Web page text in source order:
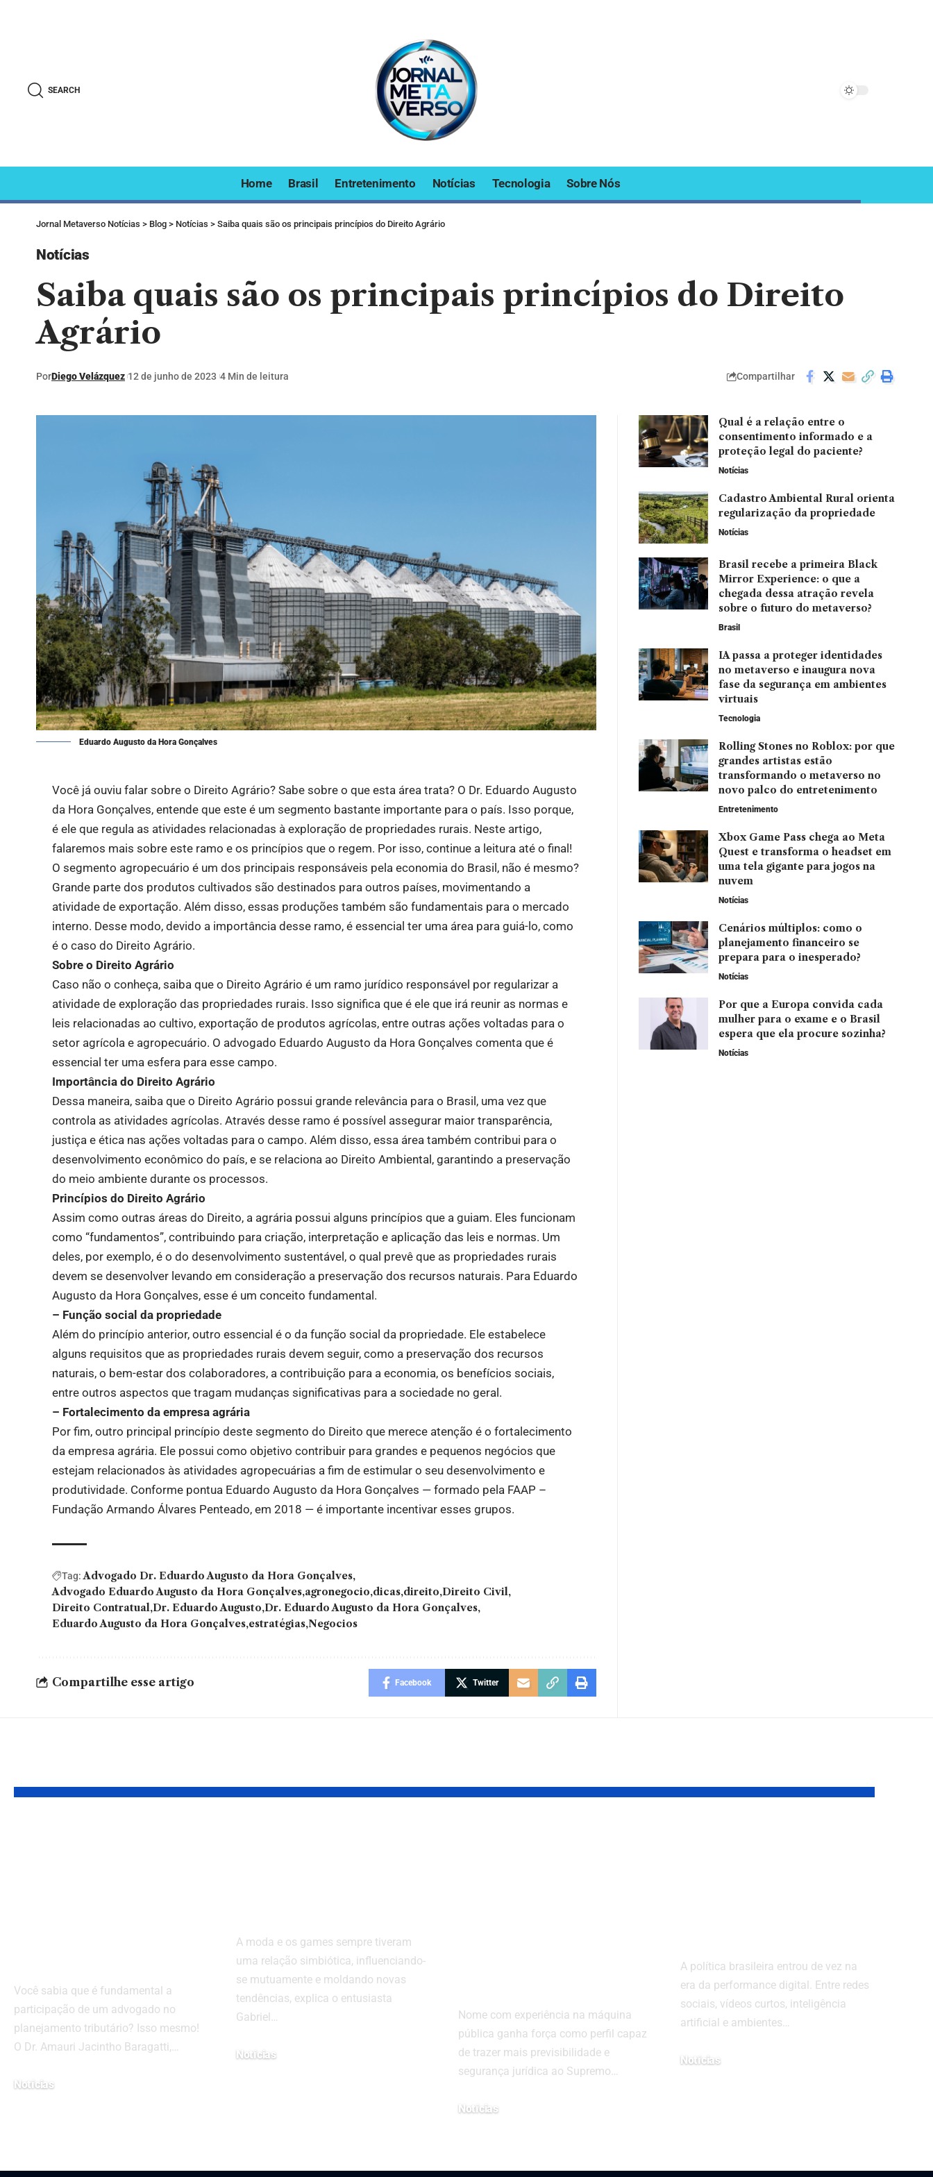
SEARCH
Home Brasil Entretenimento Notícias Tecnologia Sobre Nós
Jornal Metaverso Notícias > Blog > Notícias > Saiba quais são os principais princípios do Direito Agrário
Notícias
Saiba quais são os principais princípios do Direito
Agrário
PorDiego Velázquez 12 de junho de 2023 4 Min de leitura Compartilhar
Eduardo Augusto da Hora Gonçalves
Você já ouviu falar sobre o Direito Agrário? Sabe sobre o que esta área trata? O Dr. Eduardo Augusto
da Hora Gonçalves, entende que este é um segmento bastante importante para o país. Isso porque,
é ele que regula as atividades relacionadas à exploração de propriedades rurais. Neste artigo,
falaremos mais sobre este ramo e os princípios que o regem. Por isso, continue a leitura até o final!
O segmento agropecuário é um dos principais responsáveis pela economia do Brasil, não é mesmo?
Grande parte dos produtos cultivados são destinados para outros países, movimentando a
atividade de exportação. Além disso, essas produções também são fundamentais para o mercado
interno. Desse modo, devido a importância desse ramo, é essencial ter uma área para guiá-lo, como
é o caso do Direito Agrário.
Sobre o Direito Agrário
Caso não o conheça, saiba que o Direito Agrário é um ramo jurídico responsável por regularizar a
atividade de exploração das propriedades rurais. Isso significa que é ele que irá reunir as normas e
leis relacionadas ao cultivo, exportação de produtos agrícolas, entre outras ações voltadas para o
setor agrícola e agropecuário. O advogado Eduardo Augusto da Hora Gonçalves comenta que é
essencial ter uma esfera para esse campo.
Importância do Direito Agrário
Dessa maneira, saiba que o Direito Agrário possui grande relevância para o Brasil, uma vez que
controla as atividades agrícolas. Através desse ramo é possível assegurar maior transparência,
justiça e ética nas ações voltadas para o campo. Além disso, essa área também contribui para o
desenvolvimento econômico do país, e se relaciona ao Direito Ambiental, garantindo a preservação
do meio ambiente durante os processos.
Princípios do Direito Agrário
Assim como outras áreas do Direito, a agrária possui alguns princípios que a guiam. Eles funcionam
como “fundamentos”, contribuindo para criação, interpretação e aplicação das leis e normas. Um
deles, por exemplo, é o do desenvolvimento sustentável, o qual prevê que as propriedades rurais
devem se desenvolver levando em consideração a preservação dos recursos naturais. Para Eduardo
Augusto da Hora Gonçalves, esse é um conceito fundamental.
– Função social da propriedade
Além do princípio anterior, outro essencial é o da função social da propriedade. Ele estabelece
alguns requisitos que as propriedades rurais devem seguir, como a preservação dos recursos
naturais, o bem-estar dos colaboradores, a contribuição para a economia, os benefícios sociais,
entre outros aspectos que tragam mudanças significativas para a sociedade no geral.
– Fortalecimento da empresa agrária
Por fim, outro principal princípio deste segmento do Direito que merece atenção é o fortalecimento
da empresa agrária. Ele possui como objetivo contribuir para grandes e pequenos negócios que
estejam relacionados às atividades agropecuárias a fim de estimular o seu desenvolvimento e
produtividade. Conforme pontua Eduardo Augusto da Hora Gonçalves — formado pela FAAP –
Fundação Armando Álvares Penteado, em 2018 — é importante incentivar esses grupos.
Tag: Advogado Dr. Eduardo Augusto da Hora Gonçalves
Advogado Eduardo Augusto da Hora Gonçalves agronegocio dicas direito Direito Civil
Direito Contratual Dr. Eduardo Augusto Dr. Eduardo Augusto da Hora Gonçalves
Eduardo Augusto da Hora Gonçalves estratégias Negocios
Compartilhe esse artigo Facebook Twitter
Qual é a relação entre o
consentimento informado e a
proteção legal do paciente?
Notícias
Cadastro Ambiental Rural orienta
regularização da propriedade
Notícias
Brasil recebe a primeira Black
Mirror Experience: o que a
chegada dessa atração revela
sobre o futuro do metaverso?
Brasil
IA passa a proteger identidades
no metaverso e inaugura nova
fase da segurança em ambientes
virtuais
Tecnologia
Rolling Stones no Roblox: por que
grandes artistas estão
transformando o metaverso no
novo palco do entretenimento
Entretenimento
Xbox Game Pass chega ao Meta
Quest e transforma o headset em
uma tela gigante para jogos na
nuvem
Notícias
Cenários múltiplos: como o
planejamento financeiro se
prepara para o inesperado?
Notícias
Por que a Europa convida cada
mulher para o exame e o Brasil
espera que ela procure sozinha?
Notícias
Você sabia que é fundamental a
participação de um advogado no
planejamento tributário? Isso mesmo!
O Dr. Amauri Jacintho Baragatti,…
Notícias
A moda e os games sempre tiveram
uma relação simbiótica, influenciando-
se mutuamente e moldando novas
tendências, explica o entusiasta
Gabriel…
Notícias
Nome com experiência na máquina
pública ganha força como perfil capaz
de trazer mais previsibilidade e
segurança jurídica ao Supremo…
Notícias
A política brasileira entrou de vez na
era da performance digital. Entre redes
sociais, vídeos curtos, inteligência
artificial e ambientes…
Notícias